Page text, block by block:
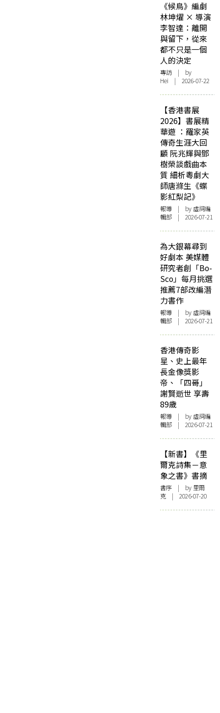
《候鳥》編劇
林坤燿 × 導演
李智達：離開
與留下，從來
都不只是一個
人的決定
專訪 | by
Hei | 2026-07-22
【香港書展
2026】書展精
華遊 ：羅家英
傳奇生涯大回
顧 阮兆輝與鄧
樹榮談戲曲本
質 細析粵劇大
師唐滌生《蝶
影紅梨記》
報導 | by 虛詞編
輯部 | 2026-07-21
為大銀幕尋到
好劇本 美媒體
研究者創「Bo-
Sco」每月挑選
推薦7部改編潛
力書作
報導 | by 虛詞編
輯部 | 2026-07-21
香港傳奇影
星、史上最年
長金像獎影
帝、「四哥」
謝賢逝世 享壽
89歲
報導 | by 虛詞編
輯部 | 2026-07-21
【新書】《里
爾克詩集－意
象之書》書摘
書序 | by 里爾
克 | 2026-07-20